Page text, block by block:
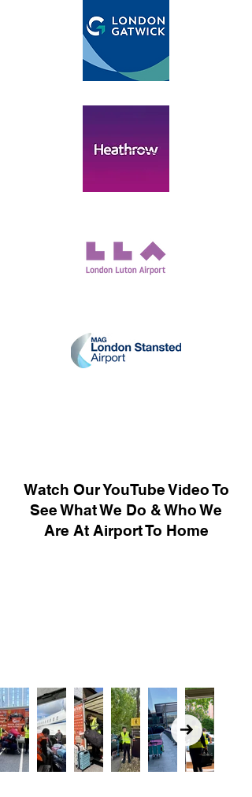
Watch Our YouTube Video To
See What We Do & Who We
Are At Airport To Home